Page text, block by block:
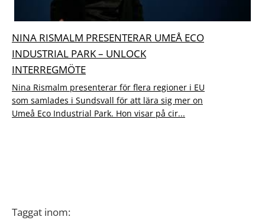
NINA RISMALM PRESENTERAR UMEÅ ECO
INDUSTRIAL PARK – UNLOCK
INTERREGMÖTE
Nina Rismalm presenterar för flera regioner i EU
som samlades i Sundsvall för att lära sig mer on
Umeå Eco Industrial Park. Hon visar på cir...
Taggat inom: